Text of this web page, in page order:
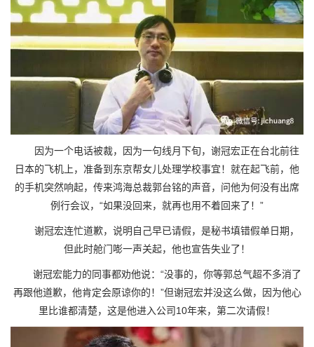
因为一个电话被裁，因为一句线月下旬，谢冠宏正在台北前往
日本的飞机上，准备到东京帮女儿处理学校事宜！就在起飞前，他
的手机突然响起，传来鸿海总裁郭台铭的声音，问他为何没有出席
例行会议，“如果没回来，就再也用不着回来了！”
谢冠宏连忙道歉，说明自己早已请假，是秘书填错假单日期，
但此时舱门嘭一声关起，他也宣告失业了！
谢冠宏能力的同事都劝他说：“没事的，你等郭总气超不多消了
再跟他道歉，他肯定会原谅你的！”但谢冠宏并没这么做，因为他心
里比谁都清楚，这是他进入公司10年来，第二次请假！